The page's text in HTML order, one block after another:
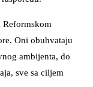
Reformskom
Oni obuhvataju
ambijenta, do
sve sa ciljem